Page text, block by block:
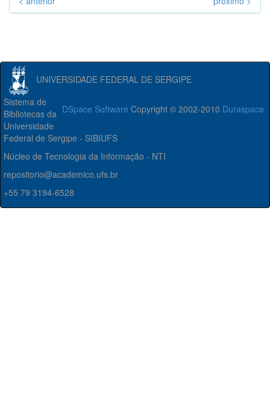
UNIVERSIDADE FEDERAL DE SERGIPE
DSpace Software Copyright © 2002-2010 Duraspace
Sistema de
Bibliotecas da
Universidade
Federal de Sergipe - SIBIUFS
Núcleo de Tecnologia da Informação - NTI
repositorio@academico.ufs.br
+55 79 3194-6528